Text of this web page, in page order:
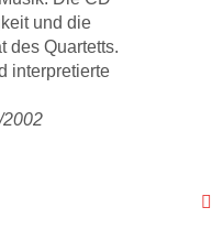
und die
des Quartetts.
interpretierte
2002